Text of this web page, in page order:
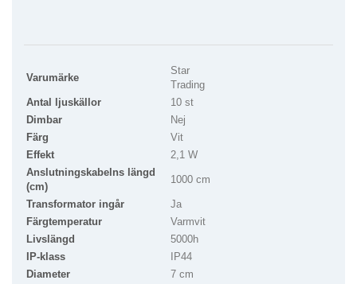
Varumärke
Star
Trading
Antal ljuskällor
10 st
Dimbar
Nej
Färg
Vit
Effekt
2,1 W
Anslutningskabelns längd
(cm)
1000 cm
Transformator ingår
Ja
Färgtemperatur
Varmvit
Livslängd
5000h
IP-klass
IP44
Diameter
7 cm